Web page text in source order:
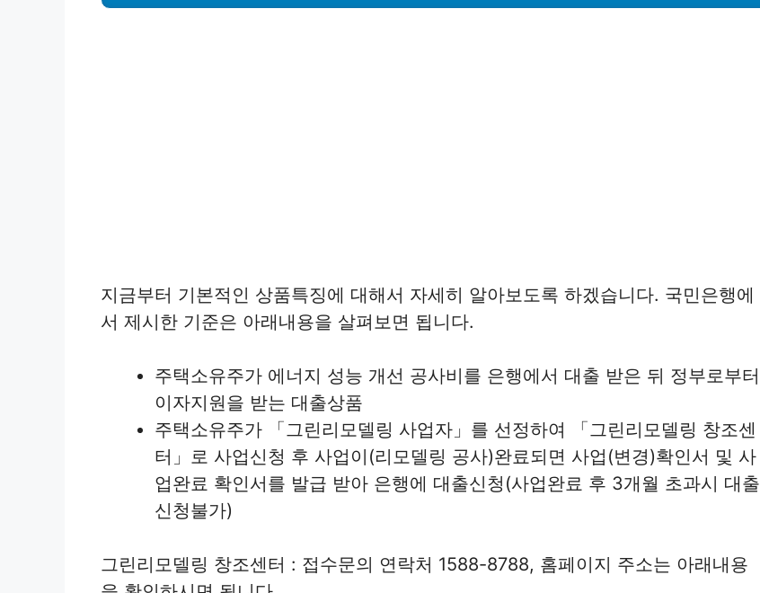
지금부터 기본적인 상품특징에 대해서 자세히 알아보도록 하겠습니다. 국민은행에
서 제시한 기준은 아래내용을 살펴보면 됩니다.
주택소유주가 에너지 성능 개선 공사비를 은행에서 대출 받은 뒤 정부로부터
이자지원을 받는 대출상품
주택소유주가 「그린리모델링 사업자」를 선정하여 「그린리모델링 창조센
터」로 사업신청 후 사업이(리모델링 공사)완료되면 사업(변경)확인서 및 사
업완료 확인서를 발급 받아 은행에 대출신청(사업완료 후 3개월 초과시 대출
신청불가)
그린리모델링 창조센터 : 접수문의 연락처 1588-8788, 홈페이지 주소는 아래내용